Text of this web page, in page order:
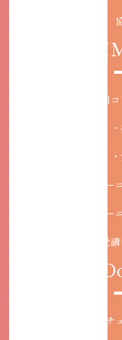
目的別
・コアチュ
・コアチュ
受
コア